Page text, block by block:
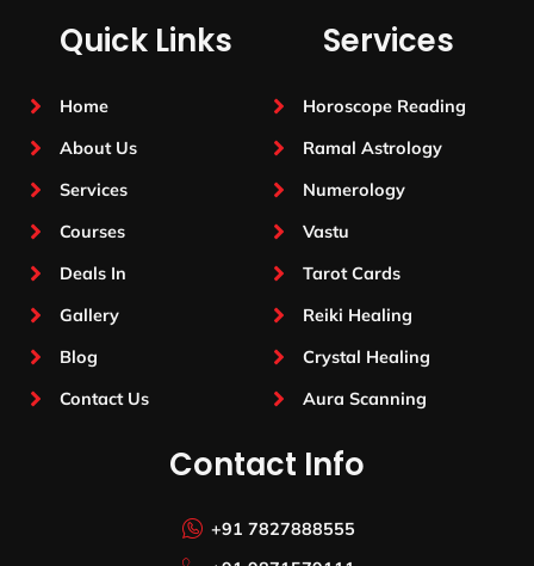
Quick Links
Home
About Us
Services
Courses
Deals In
Gallery
Blog
Contact Us
Services
Horoscope Reading
Ramal Astrology
Numerology
Vastu
Tarot Cards
Reiki Healing
Crystal Healing
Aura Scanning
Contact Info
+91 7827888555